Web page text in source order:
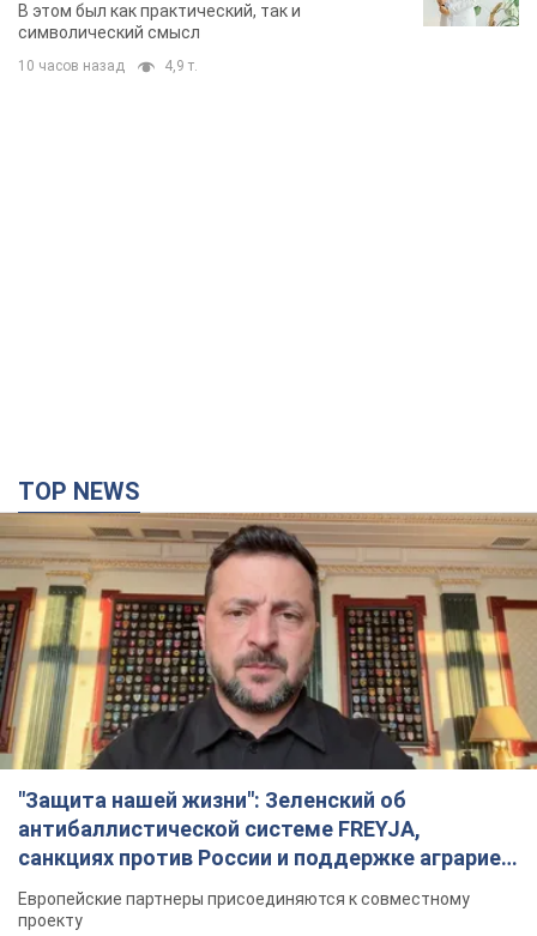
В этом был как практический, так и
символический смысл
10 часов назад 4,9 т.
TOP NEWS
"Защита нашей жизни": Зеленский об
антибаллистической системе FREYJA,
санкциях против России и поддержке аграриев.
Видео
Европейские партнеры присоединяются к совместному
проекту